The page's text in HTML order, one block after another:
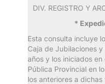
DIV. REGISTRO Y
*
Esta consulta incluye
Caja de Jubilaciones y
años y los iniciados
Pública Provincial en
los anteriores a